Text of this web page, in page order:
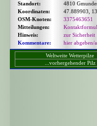
Standort:
4810
Koordinaten:
47.889903,
OSM-Knoten:
3375463651
Mitteilungen:
Hinweis:
zur Sicherheit
Kommentare:
hier abgeben/
Weltweite Wetterpilze
...vorhergehender Pilz